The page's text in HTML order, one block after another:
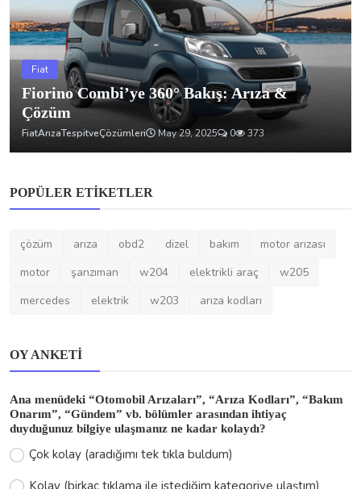
Fiat
Fiorino Combi’ye 360° Bakış: Arıza &
Çözüm
FiatArızaTespitveÇözümleri May 29, 2025 0 373
POPÜLER ETIKETLER
çözüm arıza obd2 dizel bakım
motor arızası
motor
şanzıman w204 elektrikli araç
w205
mercedes
elektrik w203 arıza kodları
OY ANKETI
Ana menüdeki “Otomobil Arızaları”, “Arıza Kodları”, “Bakım
Onarım”, “Gündem” vb. bölümler arasından ihtiyaç
duyduğunuz bilgiye ulaşmanız ne kadar kolaydı?
Çok kolay (aradığımı tek tıkla buldum)
Kolay (birkaç tıklama ile istediğim kategoriye ulaştım)